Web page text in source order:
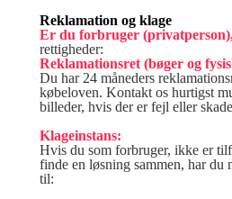
Reklamation og klage
Er du forbruger
rettigheder:
Reklamationsret (bøger og
Du har 24 måneders
købeloven. Kontakt os hurtigst
billeder, hvis der er fejl eller
Klageinstans:
Hvis du som forbruger, ikke er
finde en løsning sammen, har du
til: